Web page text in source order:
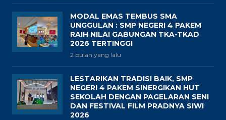
MODAL EMAS TEMBUS SMA
UNGGULAN : SMP NEGERI 4 PAKEM
RAIH NILAI GABUNGAN TKA-TKAD
2026 TERTINGGI
2 bulan yang lalu
LESTARIKAN TRADISI BAIK, SMP
NEGERI 4 PAKEM SINERGIKAN HUT
SEKOLAH DENGAN PAGELARAN SENI
DAN FESTIVAL FILM PRADNYA SIWI
2026